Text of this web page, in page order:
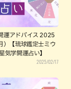
運アドバイス 2025
）【琉球鑑定士ミウ
気学開運占い】
2025/02/17